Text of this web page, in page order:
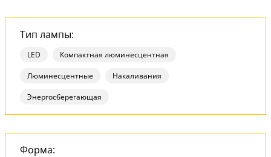
Тип лампы:
LED Компактная люминесцентная
Люминесцентные Накаливания
Энергосберегающая
Форма: